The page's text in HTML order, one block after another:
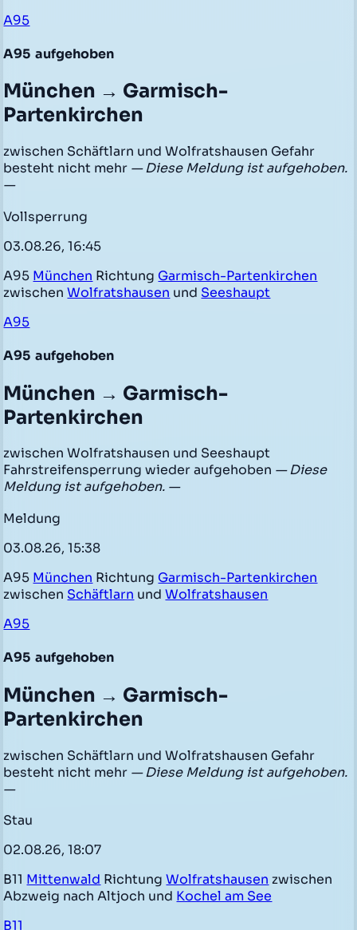
A95
A95 aufgehoben
München → Garmisch-
Partenkirchen
zwischen Schäftlarn und Wolfratshausen Gefahr
besteht nicht mehr — Diese Meldung ist aufgehoben.
—
Vollsperrung
03.08.26, 16:45
A95 München Richtung Garmisch-Partenkirchen
zwischenWolfratshausen und Seeshaupt
A95
A95 aufgehoben
München → Garmisch-
Partenkirchen
zwischen Wolfratshausen und Seeshaupt
Fahrstreifensperrung wieder aufgehoben — Diese
Meldung ist aufgehoben. —
Meldung
03.08.26, 15:38
A95 München Richtung Garmisch-Partenkirchen
zwischen Schäftlarn undWolfratshausen
A95
A95 aufgehoben
München → Garmisch-
Partenkirchen
zwischen Schäftlarn und Wolfratshausen Gefahr
besteht nicht mehr — Diese Meldung ist aufgehoben.
—
Stau
02.08.26, 18:07
B11 Mittenwald RichtungWolfratshausen zwischen
Abzweig nach Altjoch und Kochel am See
B11